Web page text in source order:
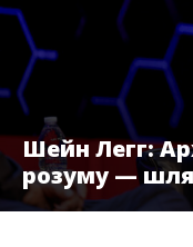
Шейн Легг:
розуму —